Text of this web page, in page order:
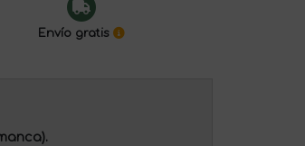
Envío gratis